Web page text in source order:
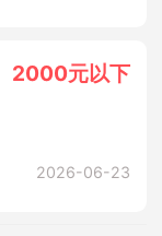
2000元以下
2026-06-23